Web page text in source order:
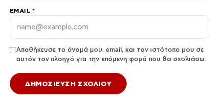
EMAIL *
Αποθήκευσε το όνομά μου, email, και τον ιστότοπο μου σε
αυτόν τον πλοηγό για την επόμενη φορά που θα σχολιάσω.